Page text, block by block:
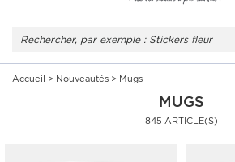
Accueil > Nouveautés > Mugs
MUGS
845 ARTICLE(S)